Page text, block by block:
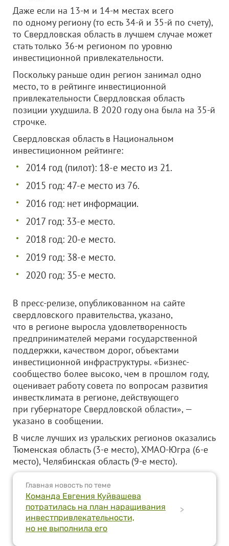
Даже если на 13-м и 14-м местах всего
по одному региону (то есть 34-й и 35-й по счету),
то Свердловская область в лучшем случае может
стать только 36-м регионом по уровню
инвестиционной привлекательности.
Поскольку раньше один регион занимал одно
место, то в рейтинге инвестиционной
привлекательности Свердловская область
позиции ухудшила. В 2020 году она была на 35-й
строчке.
Свердловская область в Национальном
инвестиционном рейтинге:
2014 год (пилот): 18-е место из 21.
2015 год: 47-е место из 76.
2016 год: нет информации.
2017 год: 33-е место.
2018 год: 20-е место.
2019 год: 38-е место.
2020 год: 35-е место.
В пресс-релизе, опубликованном на сайте
свердловского правительства, указано,
что в регионе выросла удовлетворенность
предпринимателей мерами государственной
поддержки, качеством дорог, объектами
инвестиционной инфраструктуры. «Бизнес-
сообщество более высоко, чем в прошлом году,
оценивает работу совета по вопросам развития
инвестклимата в регионе, действующего
при губернаторе Свердловской области», —
указано в сообщении.
В числе лучших из уральских регионов оказались
Тюменская область (3-е место), ХМАО-Югра (6-е
место), Челябинская область (9-е место).
Главная новость по теме
Команда Евгения Куйвашева
потратилась на план наращивания
инвестпривлекательности,
но не выполнила его
>